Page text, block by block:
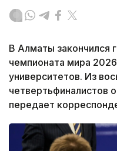
В Алматы закончился
чемпионата мира
университетов. Из
четвертьфиналистов
передает